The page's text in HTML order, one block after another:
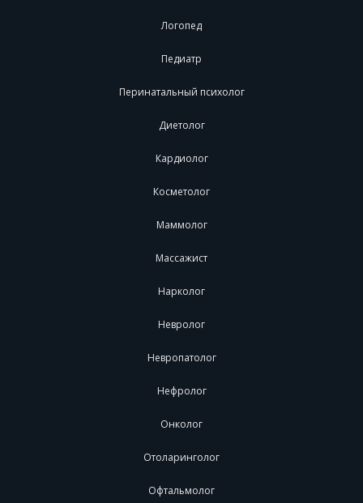
Логопед
Педиатр
Перинатальный психолог
Диетолог
Кардиолог
Косметолог
Маммолог
Массажист
Нарколог
Невролог
Невропатолог
Нефролог
Онколог
Отоларинголог
Офтальмолог